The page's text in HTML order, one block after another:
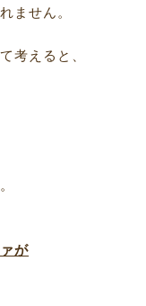
ません。
考えると、
が